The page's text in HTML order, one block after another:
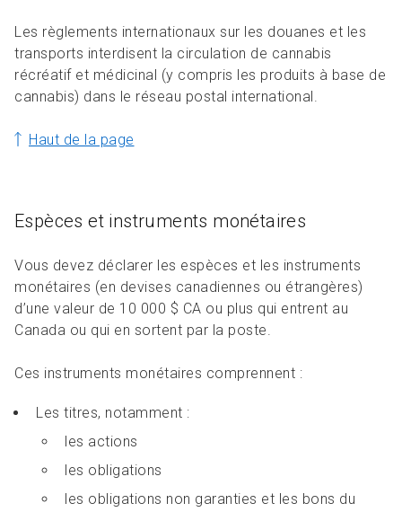
Les règlements internationaux sur les douanes et les
transports interdisent la circulation de cannabis
récréatif et médicinal (y compris les produits à base de
cannabis) dans le réseau postal international.
Haut de la page
Espèces et instruments monétaires
Vous devez déclarer les espèces et les instruments
monétaires (en devises canadiennes ou étrangères)
d’une valeur de 10 000 $ CA ou plus qui entrent au
Canada ou qui en sortent par la poste.
Ces instruments monétaires comprennent :
Les titres, notamment :
les actions
les obligations
les obligations non garanties et les bons du